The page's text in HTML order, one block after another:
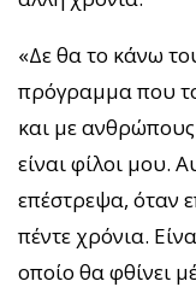
«Δε θα το κάνω
πρόγραμμα που
και με
είναι φίλοι μου.
επέστρεψα, όταν
πέντε χρόνια.
οποίο θα φθίνει